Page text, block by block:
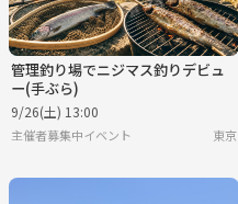
管理釣り場でニジマス釣りデビュ
ー(手ぶら)
9/26(土) 13:00
主催者募集中イベント 東京